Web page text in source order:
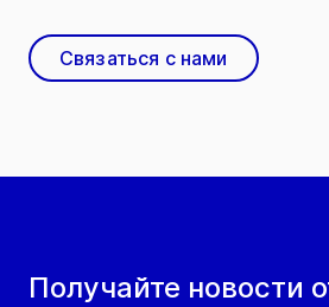
Получайте новости
Связаться с нами